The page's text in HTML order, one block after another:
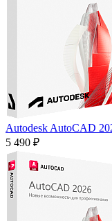
Autodesk AutoCAD
5 490 ₽